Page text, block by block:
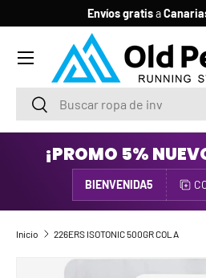
IR AL CONTENIDO
Envíos gratisa
BuscarBuscar
Menú
¡PROMO 5%
BIENVENIDA5
Inicio 226ERS ISOTONIC 500GR COLA